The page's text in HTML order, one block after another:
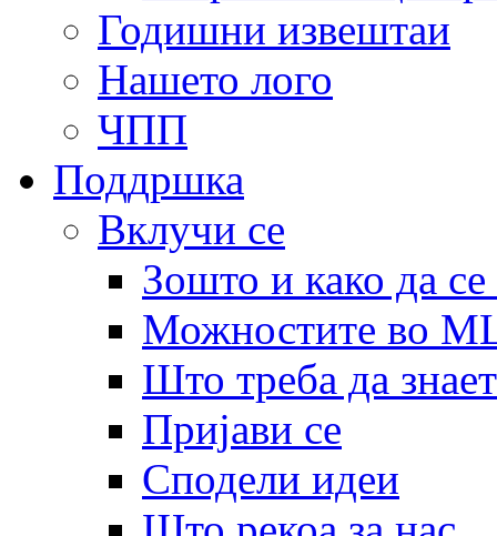
Годишни извештаи
Нашето лого
ЧПП
Поддршка
Вклучи се
Зошто и како да
Можностите во
Што треба да
Пријави се
Сподели идеи